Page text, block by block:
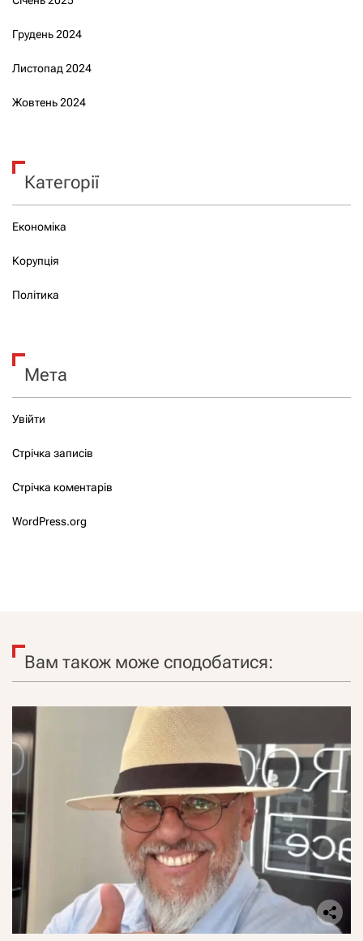
Грудень 2024
Листопад 2024
Жовтень 2024
Категорії
Економіка
Корупція
Політика
Мета
Увійти
Стрічка записів
Стрічка коментарів
WordPress.org
Вам також може сподобатися: